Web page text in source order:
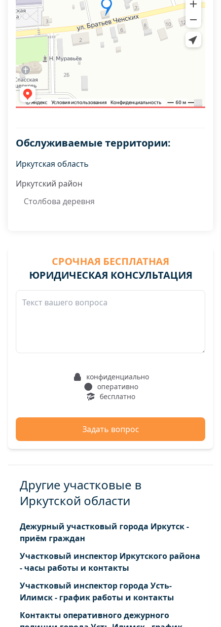
Обслуживаемые территории:
Иркутская область
Иркутский район
Столбова деревня
СРОЧНАЯ БЕСПЛАТНАЯ
ЮРИДИЧЕСКАЯ КОНСУЛЬТАЦИЯ
конфиденциально
оперативно
бесплатно
Задать вопрос
Другие участковые в
Иркутской области
Дежурный участковый города Иркутск -
приём граждан
Участковый инспектор Иркутского района
- часы работы и контакты
Участковый инспектор города Усть-
Илимск - график работы и контакты
Контакты оперативного дежурного